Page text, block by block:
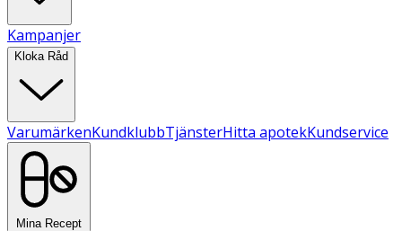
Kampanjer
Kloka Råd
VarumärkenKundklubbTjänsterHitta apotekKundservice
Mina Recept